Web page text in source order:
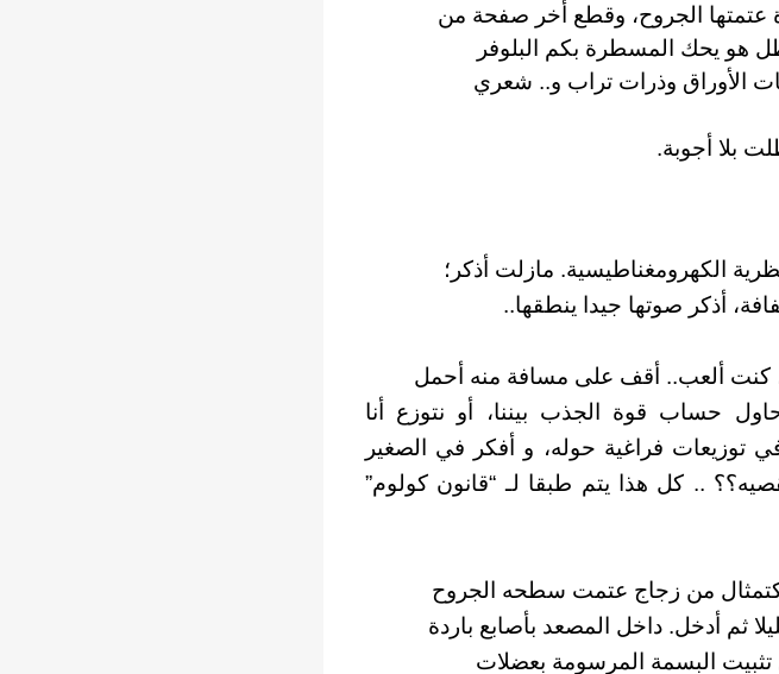
الجروح، وقطع أخر صفحة من
هو يحك المسطرة بكم البلوفر
الأوراق وذرات تراب و.. شعري
بلا أجوبة.
الكهرومغناطيسية. مازلت أذكر؛
أذكر صوتها جيدا ينطقها..
كنت ألعب.. أقف على مسافة منه أحمل
حساب قوة الجذب بيننا، أو نتوزع أنا
توزيعات فراغية حوله، و أفكر في الصغير
.. كل هذا يتم طبقا لـ “قانون كولوم”
كتمثال من زجاج عتمت سطحه الجروح
ثم أدخل. داخل المصعد بأصابع باردة